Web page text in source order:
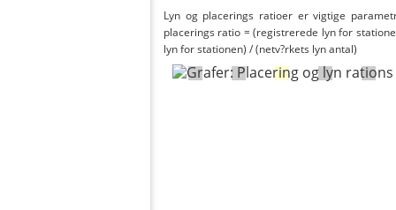
Lyn og placerings ratioer er vigtige
placerings ratio = (registrerede lyn for
lyn for stationen) / (netv?rkets lyn antal)